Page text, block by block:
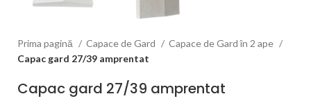
Prima pagină Capace de Gard
Capace de Gard în 2 ape
Capac gard 27/39 amprentat
Capac gard 27/39 amprentat